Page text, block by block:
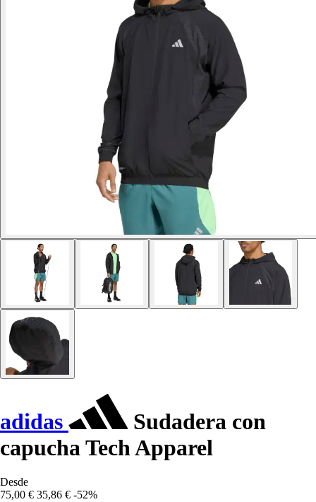
adidas
Sudadera con
capucha Tech Apparel
Desde
75,00 € 35,86 € -52%